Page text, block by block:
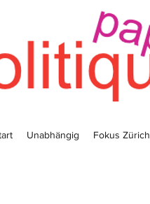
Unabhängig Fokus Zürich